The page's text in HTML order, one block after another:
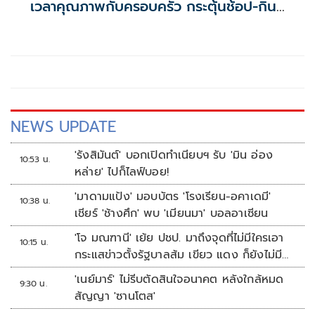
เวลาคุณภาพกับครอบครัว กระตุ้นช้อป-กิน-
NEWS UPDATE
10:53 น.
'รังสิมันต์' บอกเปิดทำเนียบฯ รับ 'มิน อ่อง
หล่าย' ไปก็ไลฟ์บอย!
10:38 น.
'มาดามแป้ง' มอบบัตร 'โรงเรียน-อคาเดมี'
เชียร์ 'ช้างศึก' พบ 'เมียนมา' บอลอาเซียน
10:15 น.
'โจ มณฑานี' เย้ย ปชป. มาถึงจุดที่ไม่มีใครเอา
กระแสข่าวตั้งรัฐบาลส้ม เขียว แดง ก็ยังไม่มีฟ้า
เลย
9:30 น.
'เนย์มาร์' ไม่รีบตัดสินใจอนาคต หลังใกล้หมด
สัญญา 'ซานโตส'